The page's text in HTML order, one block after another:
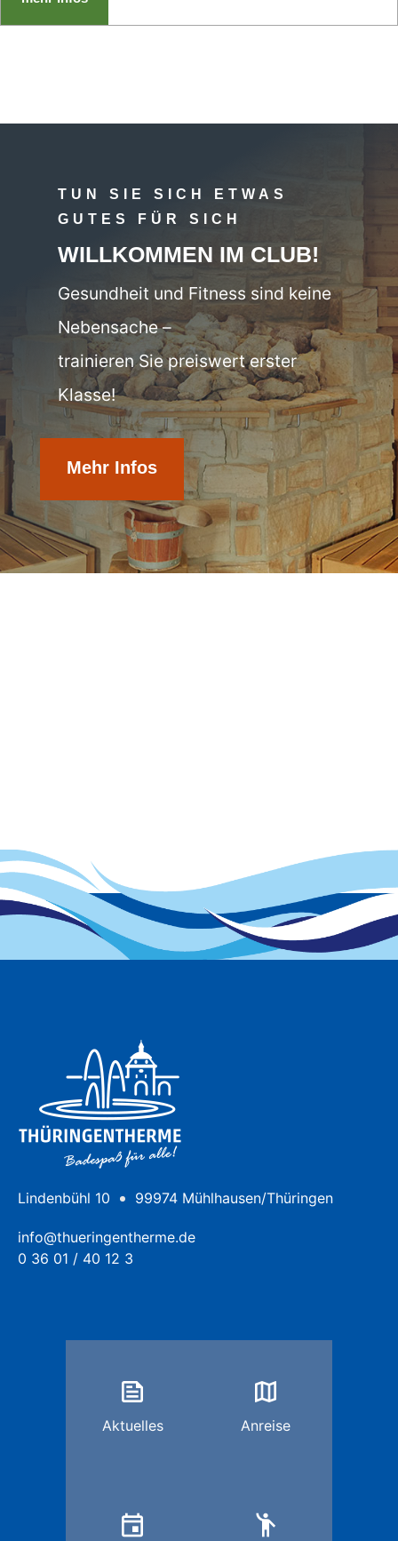
TUN SIE SICH ETWAS
GUTES FÜR SICH
WILLKOMMEN IM CLUB!
Gesundheit und Fitness sind keine
Nebensache –
trainieren Sie preiswert erster
Klasse!
Mehr Infos
Lindenbühl 10 99974 Mühlhausen/Thüringen
info@thueringentherme.de
0 36 01 / 40 12 3
feed
Aktuelles
map
Anreise
event emoji_people